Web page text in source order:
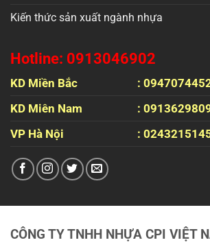
Kiến thức sản xuất ngành nhựa
Hotline: 0913046902
KD Miền Bắc
:
KD Miên Nam
:
VP Hà Nội
:
CÔNG TY TNHH NHỰA CPI VIỆT